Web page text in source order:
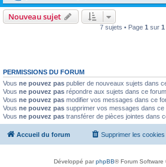
Nouveau sujet
7 sujets • Page 1 sur 1
PERMISSIONS DU FORUM
Vous ne pouvez pas publier de nouveaux sujets dans
Vous ne pouvez pas répondre aux sujets dans ce forum
Vous ne pouvez pas modifier vos messages dans ce
Vous ne pouvez pas supprimer vos messages dans ce
Vous ne pouvez pas transférer de pièces jointes dans
Accueil du forum Supprimer les cookies
Développé parphpBB® Forum Software